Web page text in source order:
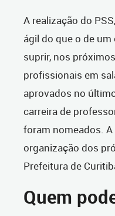
A realização do
ágil do que o de
suprir, nos
profissionais em
aprovados no
carreira de
foram nomeados.
organização dos
Prefeitura de
Quem